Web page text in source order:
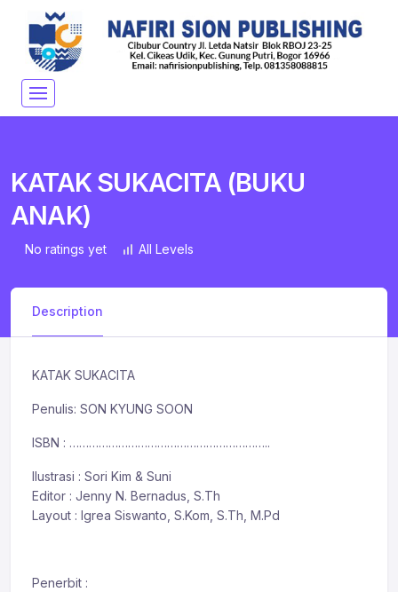
KATAK SUKACITA (BUKU
ANAK)
No ratings yet All Levels
Description
KATAK SUKACITA
Penulis: SON KYUNG SOON
ISBN : ……………………………………………………..
Ilustrasi : Sori Kim & Suni
Editor : Jenny N. Bernadus, S.Th
Layout : Igrea Siswanto, S.Kom, S.Th, M.Pd
Penerbit :